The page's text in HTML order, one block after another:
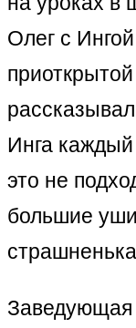
Олег с
Инга каждый
это не
большие
Заведующая